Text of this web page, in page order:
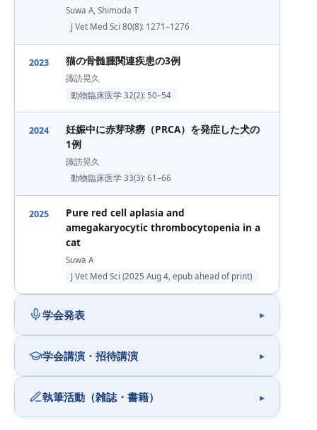
Suwa A, Shimoda T
J Vet Med Sci 80(8): 1271–1276
2023 猫の骨髄腫関連疾患の3例
諏訪晃久
動物臨床医学 32(2): 50–54
2024
妊娠中に赤芽球癆（PRCA）を発症した犬の
1例
諏訪晃久
動物臨床医学 33(3): 61–66
2025
Pure red cell aplasia and
amegakaryocytic thrombocytopenia in a
cat
Suwa A
J Vet Med Sci (2025 Aug 4, epub ahead of print)
学会発表
学会講演・招待講演
執筆活動（雑誌・書籍）